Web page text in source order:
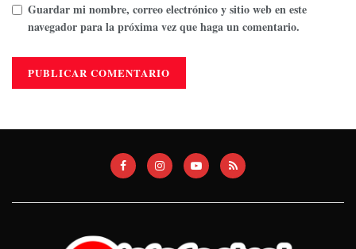
Guardar mi nombre, correo electrónico y sitio web en este
navegador para la próxima vez que haga un comentario.